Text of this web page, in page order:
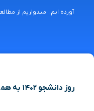
آورده ایم. امیدواریم از
روز دانشجو ۱۴۰۲ به همراه پیام تبریک های جدید و تاریخچه